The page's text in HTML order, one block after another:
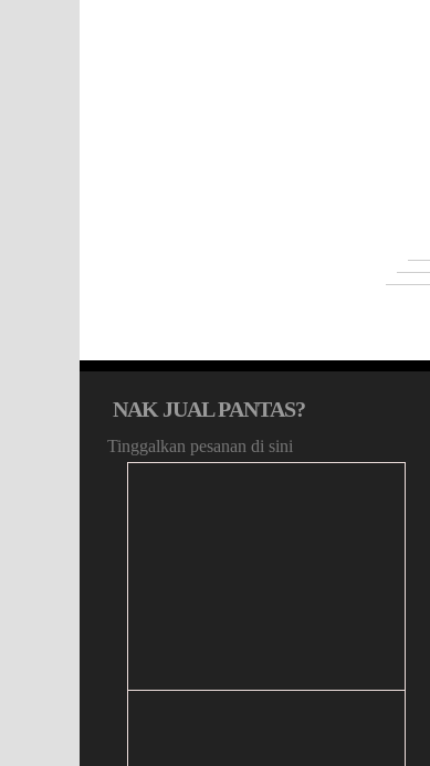
NAK JUAL PANTAS?
Tinggalkan pesanan di sini